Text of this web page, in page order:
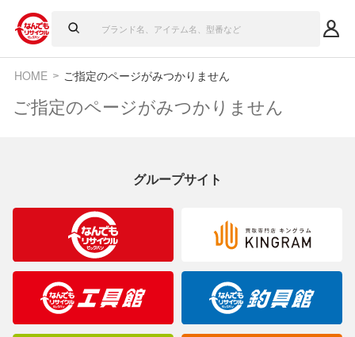
HOME ご指定のページがみつかりません
ご指定のページがみつかりません
グループサイト